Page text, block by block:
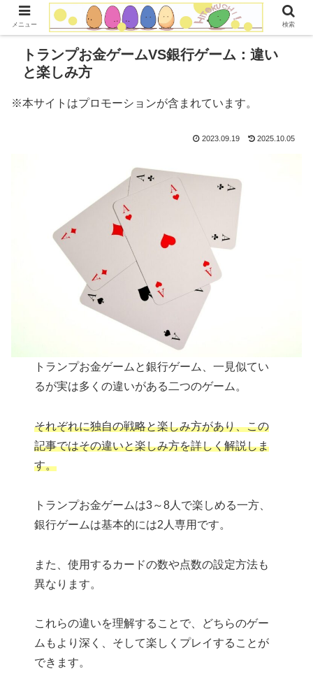
コンテンツへスキップ
トランプお金ゲームVS銀行ゲーム：違い
と楽しみ方
※本サイトはプロモーションが含まれています。
2023.09.19 2025.10.05
トランプお金ゲームと銀行ゲーム、一見似てい
るが実は多くの違いがある二つのゲーム。
それぞれに独自の戦略と楽しみ方があり、この
記事ではその違いと楽しみ方を詳しく解説しま
す。
トランプお金ゲームは3～8人で楽しめる一方、
銀行ゲームは基本的には2人専用です。
また、使用するカードの数や点数の設定方法も
異なります。
これらの違いを理解することで、どちらのゲー
ムもより深く、そして楽しくプレイすることが
できます。
メニュー 検索